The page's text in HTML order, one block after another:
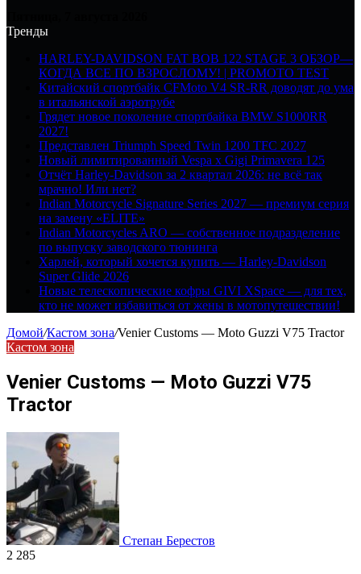
Тренды
HARLEY-DAVIDSON FAT BOB 122 STAGE 3 ОБЗОР—
КОГДА ВСЕ ПО ВЗРОСЛОМУ! | PROMOTO TEST
Китайский спортбайк CFMoto V4 SR-RR доводят до ума
в итальянской аэротрубе
Грядет новое поколение спортбайка BMW S1000RR
2027!
Представлен Triumph Speed Twin 1200 TFC 2027
Новый лимитированный Vespa x Gigi Primavera 125
Отчёт Harley-Davidson за 2 квартал 2026: не всё так
мрачно! Или нет?
Indian Motorcycle Signature Series 2027 — премиум серия
на замену «ELITE»
Indian Motorcycles ARO — собственное подразделение
по выпуску заводского тюнинга
Харлей, который хочется купить — Harley-Davidson
Super Glide 2026
Новые телескопические кофры GIVI XSpace — для тех,
кто не может избавиться от жены в мотопутешествии!
Домой/Кастом зона/Venier Customs — Moto Guzzi V75 Tractor
Кастом зона
Venier Customs — Moto Guzzi V75
Tractor
Степан Берестов
2 285